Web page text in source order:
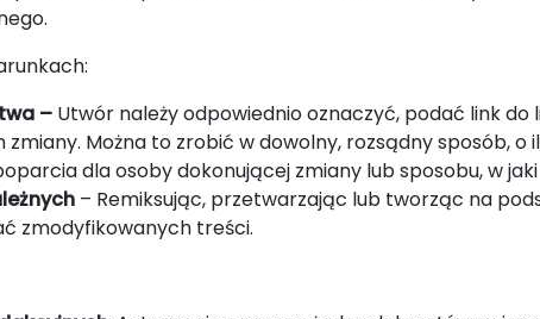
– Utwór należy odpowiednio oznaczyć, podać link do
zmiany. Można to zrobić w dowolny, rozsądny sposób, o
dla osoby dokonującej zmiany lub sposobu, w
– Remiksując, przetwarzając lub tworząc na
zmodyfikowanych treści.